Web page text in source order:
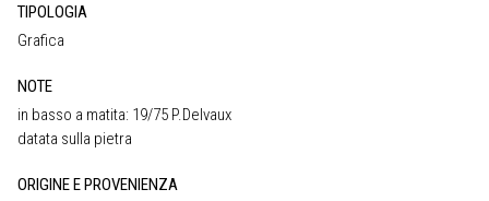
TIPOLOGIA
Grafica
NOTE
in basso a matita: 19/75 P.Delvaux
datata sulla pietra
ORIGINE E PROVENIENZA